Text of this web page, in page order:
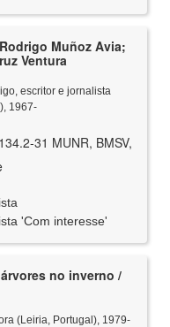
Muñoz Avia;
Ventura
escritor e jornalista
1967-
31 MUNR, BMSV,
'Com interesse'
no inverno /
(Leiria, Portugal), 1979-